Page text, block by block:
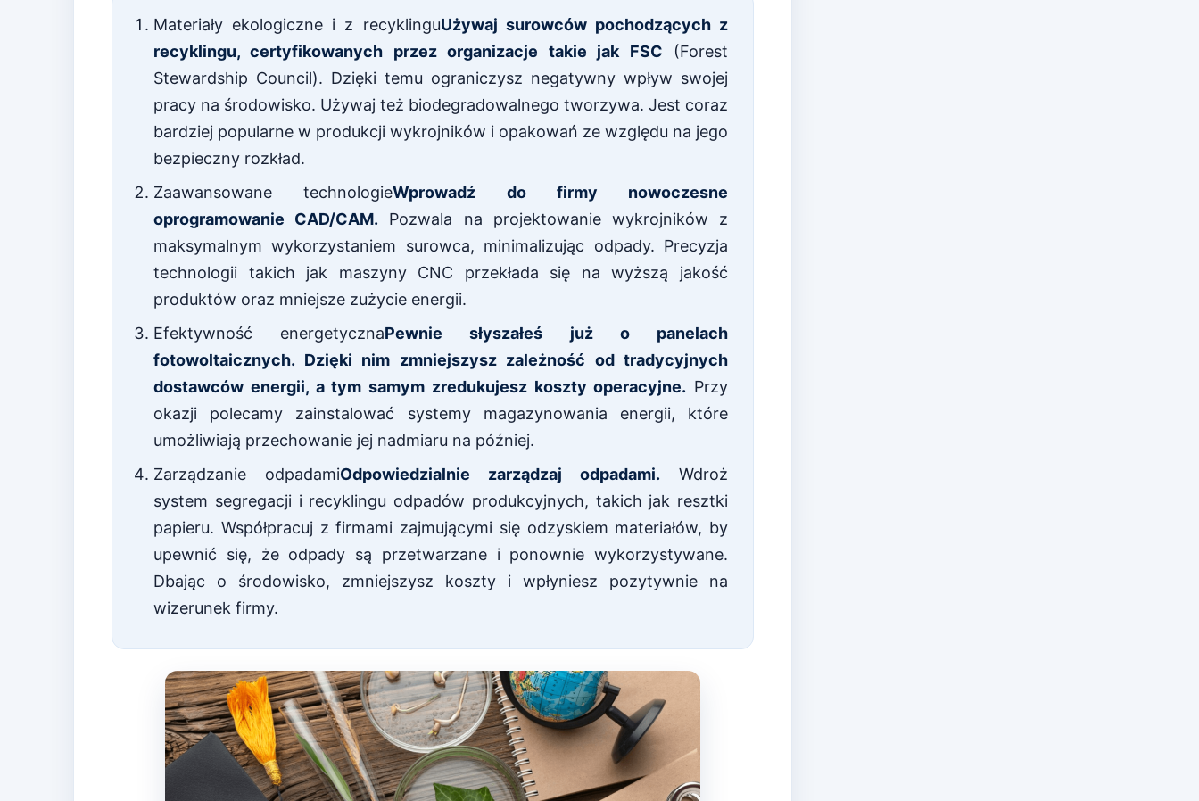
Materiały ekologiczne i z recyklinguUżywaj surowców pochodzących z
recyklingu, certyfikowanych przez organizacje takie jak FSC (Forest
Stewardship Council). Dzięki temu ograniczysz negatywny wpływ swojej
pracy na środowisko. Używaj też biodegradowalnego tworzywa. Jest coraz
bardziej popularne w produkcji wykrojników i opakowań ze względu na jego
bezpieczny rozkład.
Zaawansowane technologieWprowadź do firmy nowoczesne
oprogramowanie CAD/CAM. Pozwala na projektowanie wykrojników z
maksymalnym wykorzystaniem surowca, minimalizując odpady. Precyzja
technologii takich jak maszyny CNC przekłada się na wyższą jakość
produktów oraz mniejsze zużycie energii.
Efektywność energetycznaPewnie słyszałeś już o panelach
fotowoltaicznych. Dzięki nim zmniejszysz zależność od tradycyjnych
dostawców energii, a tym samym zredukujesz koszty operacyjne. Przy
okazji polecamy zainstalować systemy magazynowania energii, które
umożliwiają przechowanie jej nadmiaru na później.
Zarządzanie odpadamiOdpowiedzialnie zarządzaj odpadami. Wdroż
system segregacji i recyklingu odpadów produkcyjnych, takich jak resztki
papieru. Współpracuj z firmami zajmującymi się odzyskiem materiałów, by
upewnić się, że odpady są przetwarzane i ponownie wykorzystywane.
Dbając o środowisko, zmniejszysz koszty i wpłyniesz pozytywnie na
wizerunek firmy.